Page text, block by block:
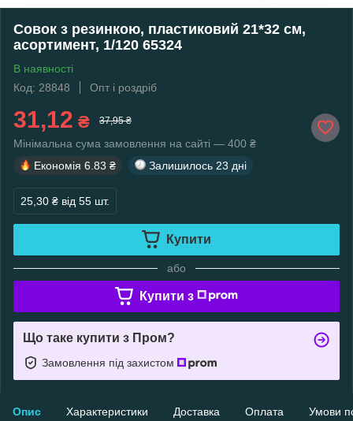
Совок з резинкою, пластиковий 21*32 см,
асортимент, 1/120 65324
В наявності
Код: 28848
Опт і роздріб
31,12 ₴ 37,95 ₴
Мінімальна сума замовлення на сайті — 400 ₴
Економія 6.83 ₴ Залишилось 23 дні
25,30 ₴ від 55 шт.
Купити
або
Купити з
Що таке купити з Пром?
Замовлення під захистом
Опис Характеристики Доставка Оплата Умови